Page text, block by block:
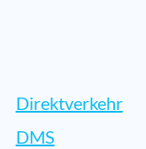
Direktverkehr
DMS